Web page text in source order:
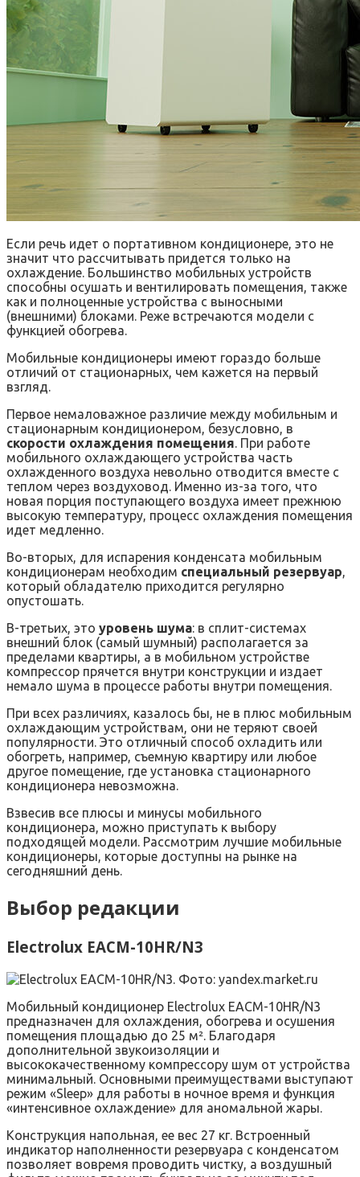
Если речь идет о портативном кондиционере, это не
значит что рассчитывать придется только на
охлаждение. Большинство мобильных устройств
способны осушать и вентилировать помещения, также
как и полноценные устройства с выносными
(внешними) блоками. Реже встречаются модели с
функцией обогрева.
Мобильные кондиционеры имеют гораздо больше
отличий от стационарных, чем кажется на первый
взгляд.
Первое немаловажное различие между мобильным и
стационарным кондиционером, безусловно, в
скорости охлаждения помещения. При работе
мобильного охлаждающего устройства часть
охлажденного воздуха невольно отводится вместе с
теплом через воздуховод. Именно из-за того, что
новая порция поступающего воздуха имеет прежнюю
высокую температуру, процесс охлаждения помещения
идет медленно.
Во-вторых, для испарения конденсата мобильным
кондиционерам необходим специальный резервуар,
который обладателю приходится регулярно
опустошать.
В-третьих, это уровень шума: в сплит-системах
внешний блок (самый шумный) располагается за
пределами квартиры, а в мобильном устройстве
компрессор прячется внутри конструкции и издает
немало шума в процессе работы внутри помещения.
При всех различиях, казалось бы, не в плюс мобильным
охлаждающим устройствам, они не теряют своей
популярности. Это отличный способ охладить или
обогреть, например, съемную квартиру или любое
другое помещение, где установка стационарного
кондиционера невозможна.
Взвесив все плюсы и минусы мобильного
кондиционера, можно приступать к выбору
подходящей модели. Рассмотрим лучшие мобильные
кондиционеры, которые доступны на рынке на
сегодняшний день.
Выбор редакции
Electrolux EACM-10HR/N3
Мобильный кондиционер Electrolux EACM-10HR/N3
предназначен для охлаждения, обогрева и осушения
помещения площадью до 25 м². Благодаря
дополнительной звукоизоляции и
высококачественному компрессору шум от устройства
минимальный. Основными преимуществами выступают
режим «Sleep» для работы в ночное время и функция
«интенсивное охлаждение» для аномальной жары.
Конструкция напольная, ее вес 27 кг. Встроенный
индикатор наполненности резервуара с конденсатом
позволяет вовремя проводить чистку, а воздушный